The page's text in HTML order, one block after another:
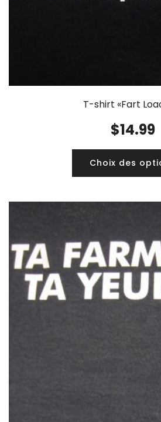
T-shirt «Fart
$14.99
Choix des